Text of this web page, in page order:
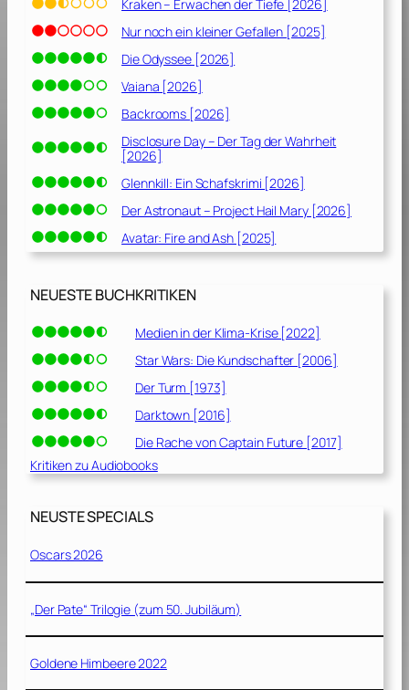
Kraken – Erwachen der Tiefe [2026]
Nur noch ein kleiner Gefallen [2025]
Die Odyssee [2026]
Vaiana [2026]
Backrooms [2026]
Disclosure Day – Der Tag der Wahrheit
[2026]
Glennkill: Ein Schafskrimi [2026]
Der Astronaut – Project Hail Mary [2026]
Avatar: Fire and Ash [2025]
NEUESTE BUCHKRITIKEN
Medien in der Klima-Krise [2022]
Star Wars: Die Kundschafter [2006]
Der Turm [1973]
Darktown [2016]
Die Rache von Captain Future [2017]
Kritiken zu Audiobooks
NEUSTE SPECIALS
Oscars 2026
„Der Pate“ Trilogie (zum 50. Jubiläum)
Goldene Himbeere 2022